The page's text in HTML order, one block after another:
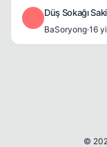
Düş Sokağı
BaSoryong·16
©